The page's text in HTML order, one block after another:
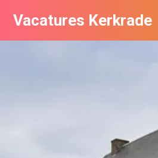
Vacatures Kerkrade
Vacatures per bedrijf in Kerkrade